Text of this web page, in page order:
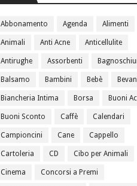
Abbonamento Agenda Alimenti
Animali Anti Acne Anticellulite
Antirughe Assorbenti
Balsamo Bambini Bebè
Biancheria Intima Borsa Buoni
Buoni Sconto Caffè Calendari
Campioncini Cane Cappello
Cartoleria CD Cibo per Animali
Cinema Concorsi a Premi